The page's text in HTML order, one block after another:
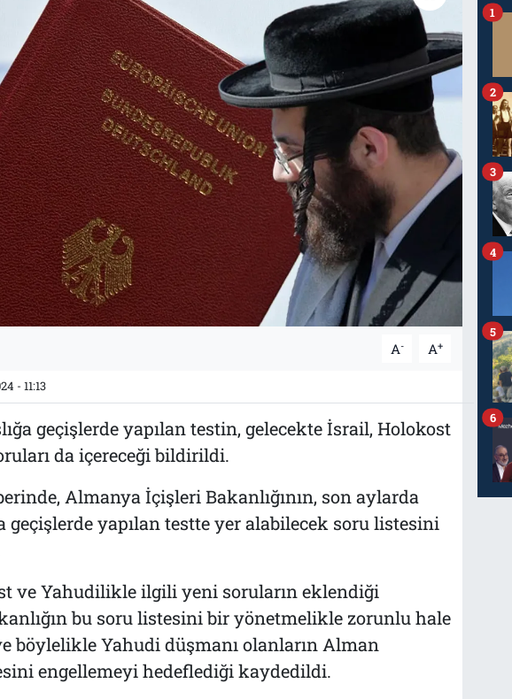
A- A+
- 11:13
geçişlerde yapılan testin, gelecekte İsrail, Holokost
da içereceği bildirildi.
Almanya İçişleri Bakanlığının, son aylarda
geçişlerde yapılan testte yer alabilecek soru listesini
ve Yahudilikle ilgili yeni soruların eklendiği
bu soru listesini bir yönetmelikle zorunlu hale
böylelikle Yahudi düşmanı olanların Alman
engellemeyi hedeflediği kaydedildi.
1
2
3
4
5
6